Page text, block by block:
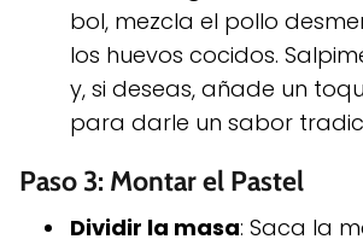
bol, mezcla el pollo
los huevos cocidos.
y, si deseas, añade un
para darle un sabor
Paso 3: Montar el Pastel
Dividir la masa: Saca la